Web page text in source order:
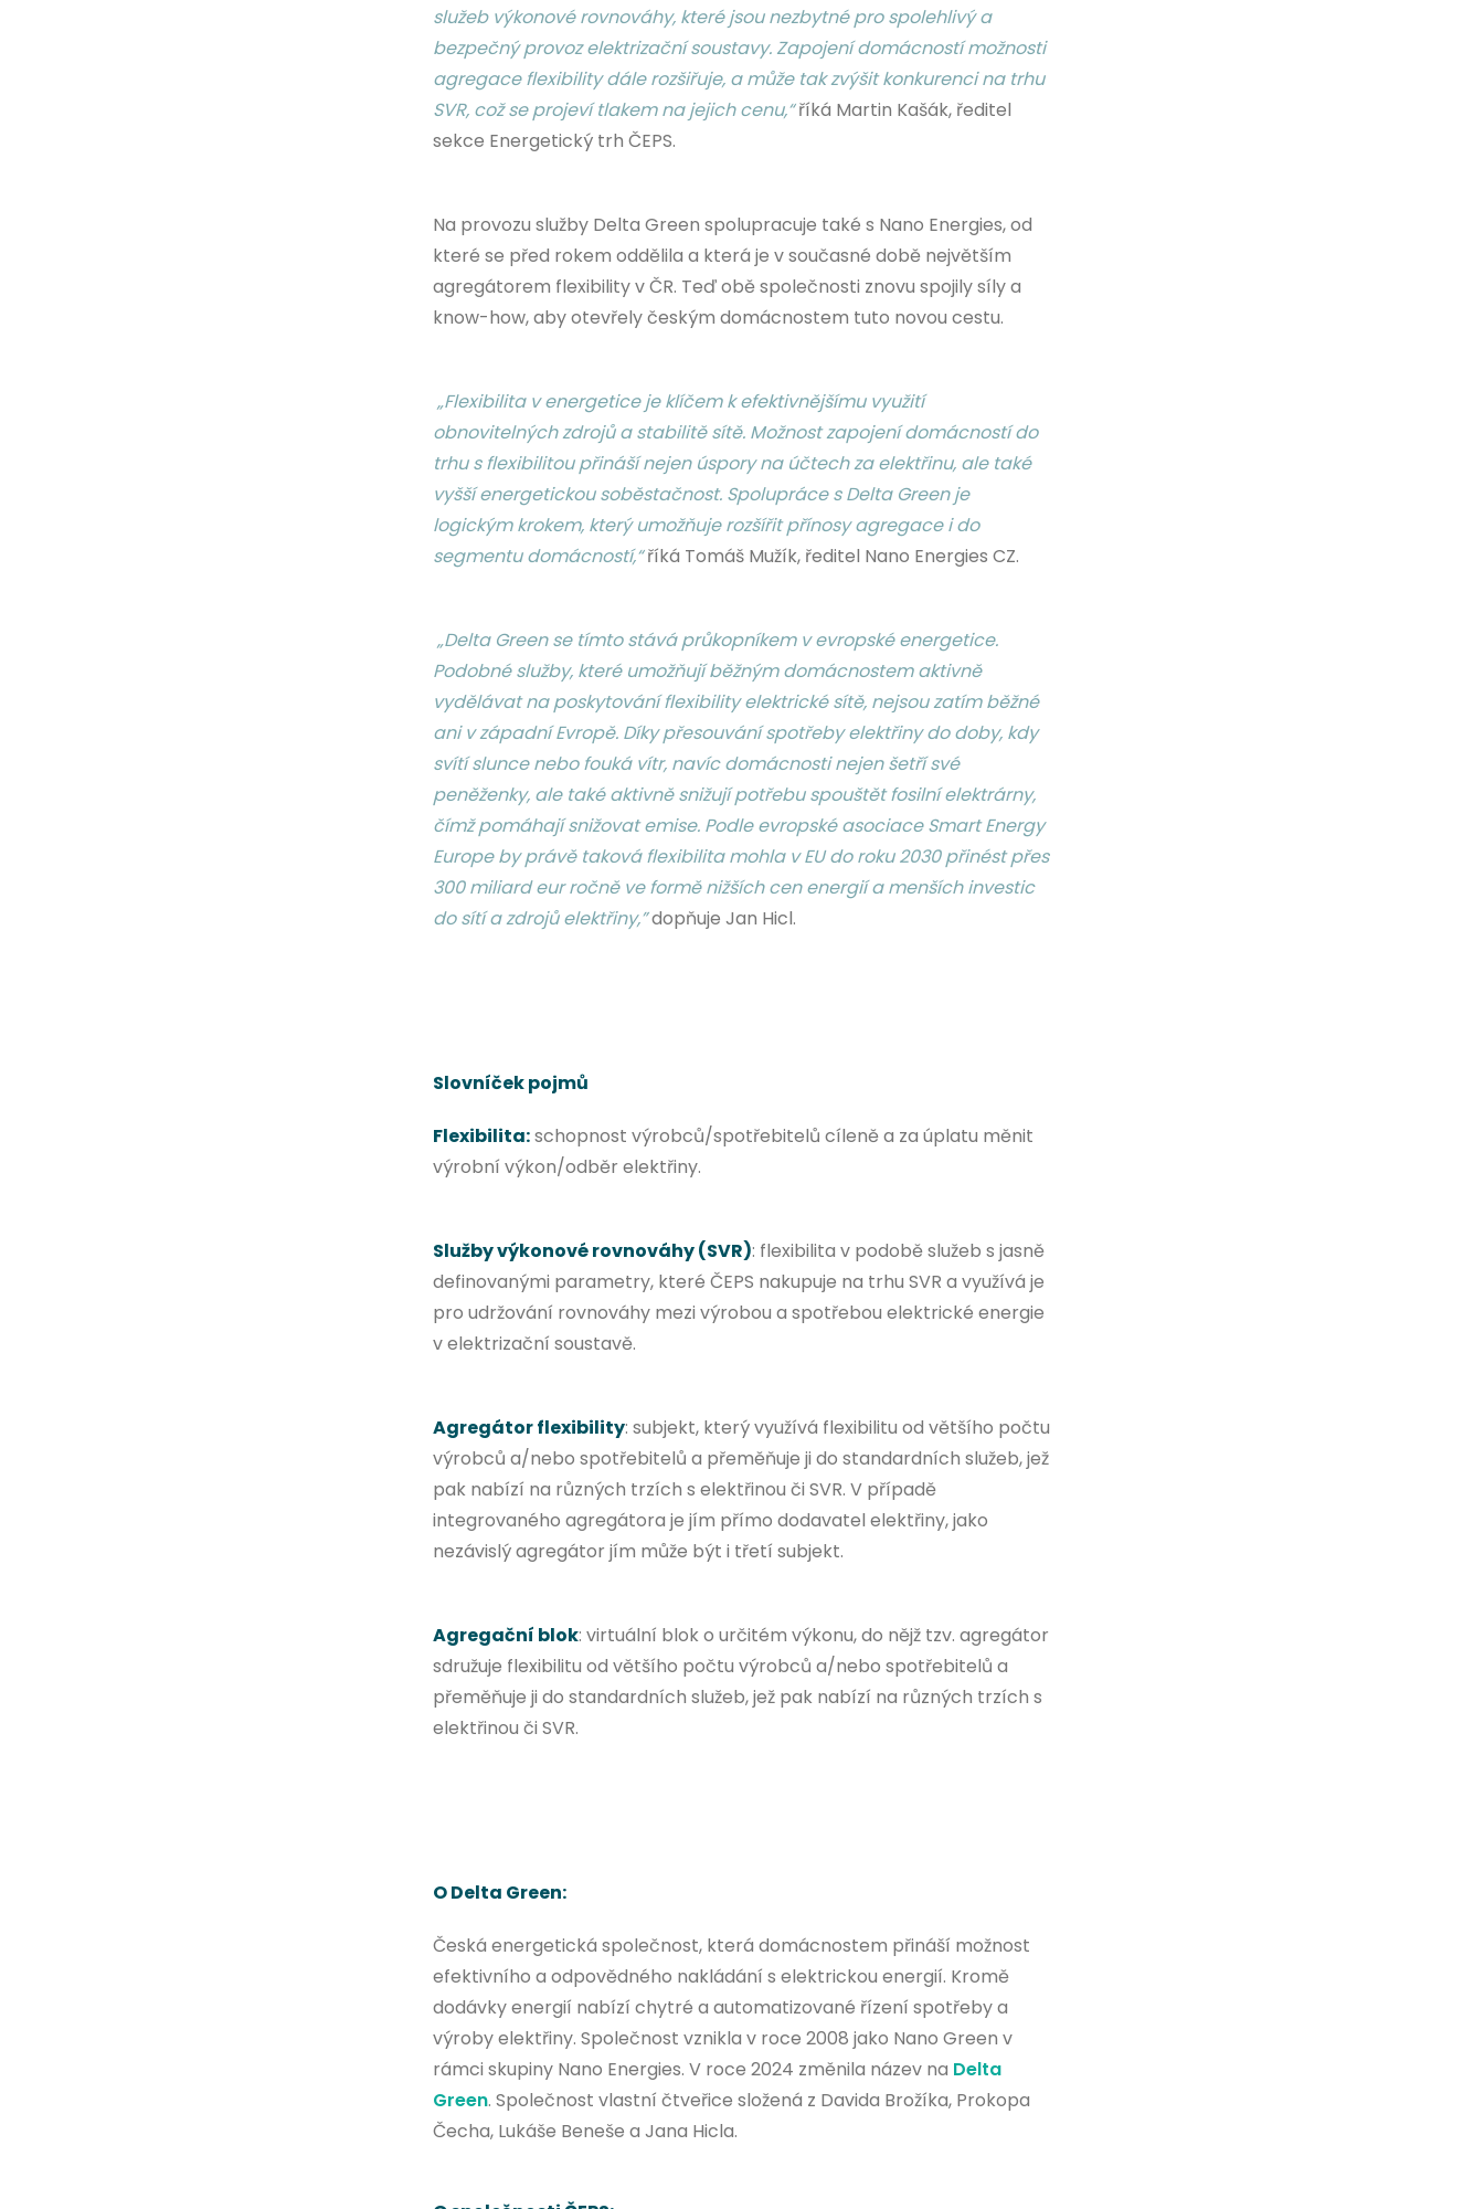
služeb výkonové rovnováhy, které jsou nezbytné pro spolehlivý a
bezpečný provoz elektrizační soustavy. Zapojení domácností možnosti
agregace flexibility dále rozšiřuje, a může tak zvýšit konkurenci na trhu
SVR, což se projeví tlakem na jejich cenu,“říká Martin Kašák, ředitel
sekce Energetický trh ČEPS.
Na provozu služby Delta Green spolupracuje také s Nano Energies, od
které se před rokem oddělila a která je v současné době největším
agregátorem flexibility v ČR. Teď obě společnosti znovu spojily síly a
know-how, aby otevřely českým domácnostem tuto novou cestu.
„Flexibilita v energetice je klíčem k efektivnějšímu využití
obnovitelných zdrojů a stabilitě sítě. Možnost zapojení domácností do
trhu s flexibilitou přináší nejen úspory na účtech za elektřinu, ale také
vyšší energetickou soběstačnost. Spolupráce s Delta Green je
logickým krokem, který umožňuje rozšířit přínosy agregace i do
segmentu domácností,“říká Tomáš Mužík, ředitel Nano Energies CZ.
„Delta Green se tímto stává průkopníkem v evropské energetice.
Podobné služby, které umožňují běžným domácnostem aktivně
vydělávat na poskytování flexibility elektrické sítě, nejsou zatím běžné
ani v západní Evropě. Díky přesouvání spotřeby elektřiny do doby, kdy
svítí slunce nebo fouká vítr, navíc domácnosti nejen šetří své
peněženky, ale také aktivně snižují potřebu spouštět fosilní elektrárny,
čímž pomáhají snižovat emise. Podle evropské asociace Smart Energy
Europe by právě taková flexibilita mohla v EU do roku 2030 přinést přes
300 miliard eur ročně ve formě nižších cen energií a menších investic
do sítí a zdrojů elektřiny,”dopňuje Jan Hicl.
Slovníček pojmů
Flexibilita:schopnost výrobců/spotřebitelů cíleně a za úplatu měnit
výrobní výkon/odběr elektřiny.
Služby výkonové rovnováhy (SVR): flexibilita v podobě služeb s jasně
definovanými parametry, které ČEPS nakupuje na trhu SVR a využívá je
pro udržování rovnováhy mezi výrobou a spotřebou elektrické energie
v elektrizační soustavě.
Agregátor flexibility: subjekt, který využívá flexibilitu od většího počtu
výrobců a/nebo spotřebitelů a přeměňuje ji do standardních služeb, jež
pak nabízí na různých trzích s elektřinou či SVR. V případě
integrovaného agregátora je jím přímo dodavatel elektřiny, jako
nezávislý agregátor jím může být i třetí subjekt.
Agregační blok: virtuální blok o určitém výkonu, do nějž tzv. agregátor
sdružuje flexibilitu od většího počtu výrobců a/nebo spotřebitelů a
přeměňuje ji do standardních služeb, jež pak nabízí na různých trzích s
elektřinou či SVR.
O Delta Green:
Česká energetická společnost, která domácnostem přináší možnost
efektivního a odpovědného nakládání s elektrickou energií. Kromě
dodávky energií nabízí chytré a automatizované řízení spotřeby a
výroby elektřiny. Společnost vznikla v roce 2008 jako Nano Green v
rámci skupiny Nano Energies. V roce 2024 změnila název na Delta
Green. Společnost vlastní čtveřice složená z Davida Brožíka, Prokopa
Čecha, Lukáše Beneše a Jana Hicla.